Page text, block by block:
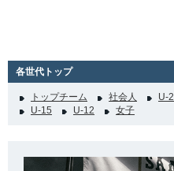
各世代トップ
トップチーム 社会人 U-
U-15
U-12 女子